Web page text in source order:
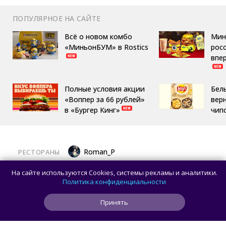
ПОПУЛЯРНОЕ НА САЙТЕ
Всё о новом комбо
«МиньонБУМ» в Rostics
Полные условия акции
«Воппер за 66 рублей»
в «Бургер Кинг»
РЕСТОРАНЫ Roman_P
Праймовое меню и авторская Япония:
открылся новый ресторан Atlantica
На сайте используются Cookies, системы рекламы и аналитики.
Политика конфиденциальности
Принять